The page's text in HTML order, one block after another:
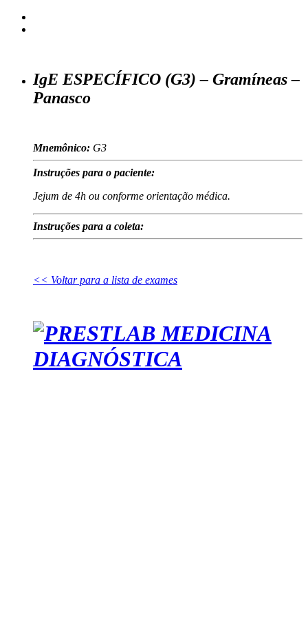
IgE ESPECÍFICO (G3) – Gramíneas –
Panasco
Mnemônico: G3
Instruções para o paciente:
Jejum de 4h ou conforme orientação médica.
Instruções para a coleta:
<< Voltar para a lista de exames